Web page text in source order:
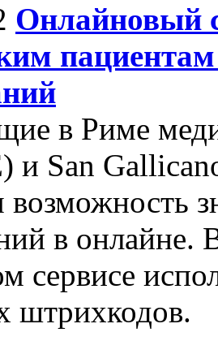
Онлайновый
в Риме
и San
в онлайне.
сервисе
штрихкодов.